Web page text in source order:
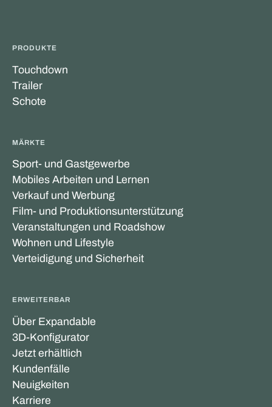
PRODUKTE
Touchdown
Trailer
Schote
MÄRKTE
Sport- und Gastgewerbe
Mobiles Arbeiten und Lernen
Verkauf und Werbung
Film- und Produktionsunterstützung
Veranstaltungen und Roadshow
Wohnen und Lifestyle
Verteidigung und Sicherheit
ERWEITERBAR
Über Expandable
3D-Konfigurator
Jetzt erhältlich
Kundenfälle
Neuigkeiten
Karriere